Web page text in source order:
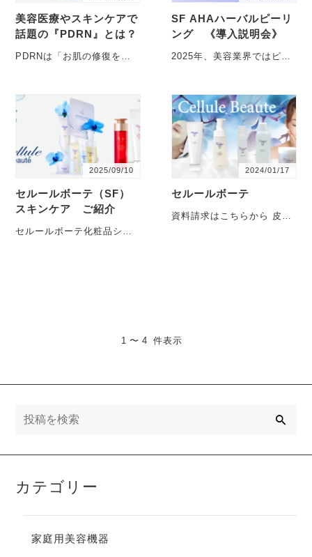
美容医療やスキンケアで
話題の『PDRN』とは？
PDRNは「お肌の修復を助
など、医療現場で使われて
い・・・
SF AHAハーバルピーリ
ング 《導入説明会》
2025年、美容業界ではピー
多岐にわたり、サロン
様・・・
2025/09/10
セルールボーテ（SF）
スキンケア ご紹介
セルールボーテ化粧品シリ
2024/01/17
セルールボーテ
資料請求はこちらから 皮膚
1 〜 4 件表示
カテゴリー
家庭用美容機器